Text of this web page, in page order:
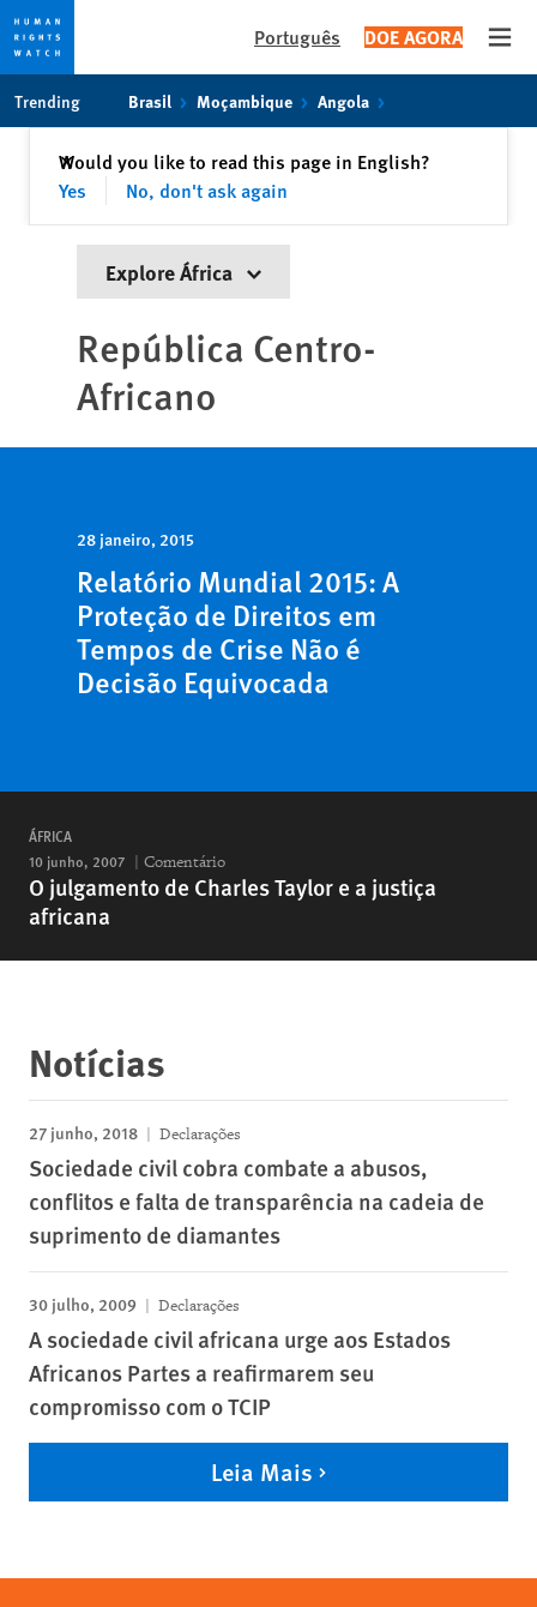
content
Português DOE AGORA
Trending Brasil Moçambique Angola
Would you like to read this page in English?
Yes
No, don't ask again
✕Fechar
Explore África
República Centro-
Africano
28 janeiro, 2015
Relatório Mundial 2015: A
Proteção de Direitos em
Tempos de Crise Não é
Decisão Equivocada
ÁFRICA
10 junho, 2007
Comentário
O julgamento de Charles Taylor e a justiça
africana
Notícias
27 junho, 2018 Declarações
Sociedade civil cobra combate a abusos,
conflitos e falta de transparência na cadeia de
suprimento de diamantes
30 julho, 2009 Declarações
A sociedade civil africana urge aos Estados
Africanos Partes a reafirmarem seu
compromisso com o TCIP
Leia Mais